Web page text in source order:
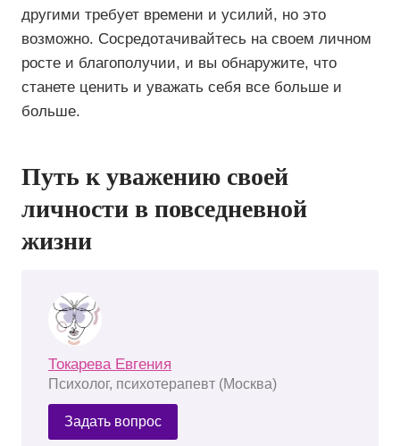
другими требует времени и усилий, но это
возможно. Сосредотачивайтесь на своем личном
росте и благополучии, и вы обнаружите, что
станете ценить и уважать себя все больше и
больше.
Путь к уважению своей
личности в повседневной
жизни
Токарева Евгения
Психолог, психотерапевт (Москва)
Задать вопрос